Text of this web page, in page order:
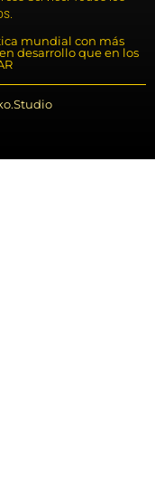
mundial con más
desarrollo que en los